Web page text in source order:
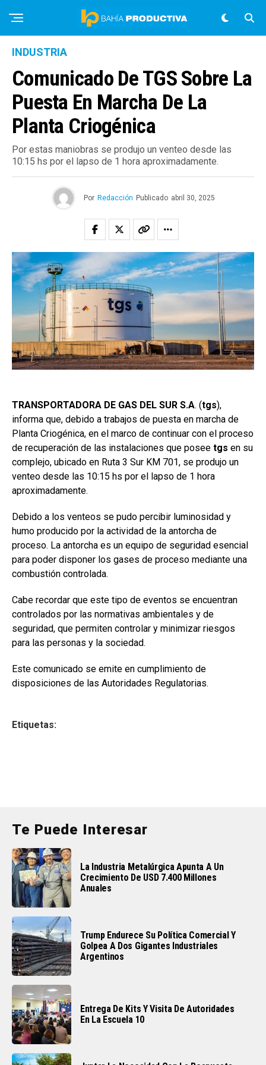
INDUSTRIA
Comunicado De TGS Sobre La
Puesta En Marcha De La
Planta Criogénica
Por estas maniobras se produjo un venteo desde las
10:15 hs por el lapso de 1 hora aproximadamente.
Por Redacción Publicado abril 30, 2025
TRANSPORTADORA DE GAS DEL SUR S.A. (tgs),
informa que, debido a trabajos de puesta en marcha de
Planta Criogénica, en el marco de continuar con el proceso
de recuperación de las instalaciones que posee tgs en su
complejo, ubicado en Ruta 3 Sur KM 701, se produjo un
venteo desde las 10:15 hs por el lapso de 1 hora
aproximadamente.
Debido a los venteos se pudo percibir luminosidad y
humo producido por la actividad de la antorcha de
proceso. La antorcha es un equipo de seguridad esencial
para poder disponer los gases de proceso mediante una
combustión controlada.
Cabe recordar que este tipo de eventos se encuentran
controlados por las normativas ambientales y de
seguridad, que permiten controlar y minimizar riesgos
para las personas y la sociedad.
Este comunicado se emite en cumplimiento de
disposiciones de las Autoridades Regulatorias.
Etiquetas:
Te Puede Interesar
La Industria Metalúrgica Apunta A Un
Crecimiento De USD 7.400 Millones
Anuales
Trump Endurece Su Política Comercial Y
Golpea A Dos Gigantes Industriales
Argentinos
Entrega De Kits Y Visita De Autoridades
En La Escuela 10